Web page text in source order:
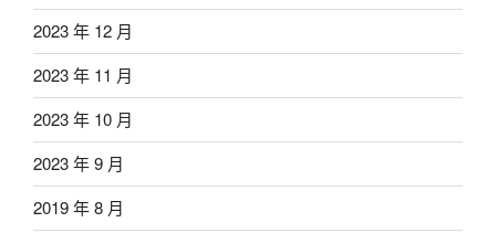
2023 年 12 月
2023 年 11 月
2023 年 10 月
2023 年 9 月
2019 年 8 月